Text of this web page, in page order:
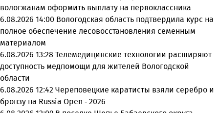
вологжанам оформить выплату на первоклассника
6.08.2026 14:00 Вологодская область подтвердила курс на
полное обеспечение лесовосстановления семенным
материалом
6.08.2026 13:28 Телемедицинские технологии расширяют
доступность медпомощи для жителей Вологодской
области
6.08.2026 12:42 Череповецкие каратисты взяли серебро и
бронзу на Russia Open - 2026